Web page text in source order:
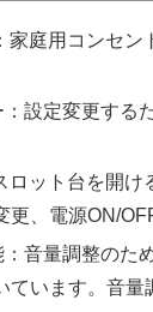
家庭用コンセン
設定変更する
ロット台を開け
更、電源ON/
音量調整のた
ています。音量